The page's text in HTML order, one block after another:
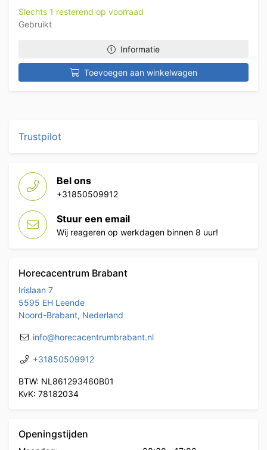
Slechts 1 resterend op voorraad
Gebruikt
Informatie
Toevoegen aan winkelwagen
Trustpilot
Bel ons
+31850509912
Stuur een email
Wij reageren op werkdagen binnen 8 uur!
Horecacentrum Brabant
Irislaan 7
5595 EH Leende
Noord-Brabant, Nederland
info@horecacentrumbrabant.nl
+31850509912
BTW: NL861293460B01
KvK: 78182034
Openingstijden